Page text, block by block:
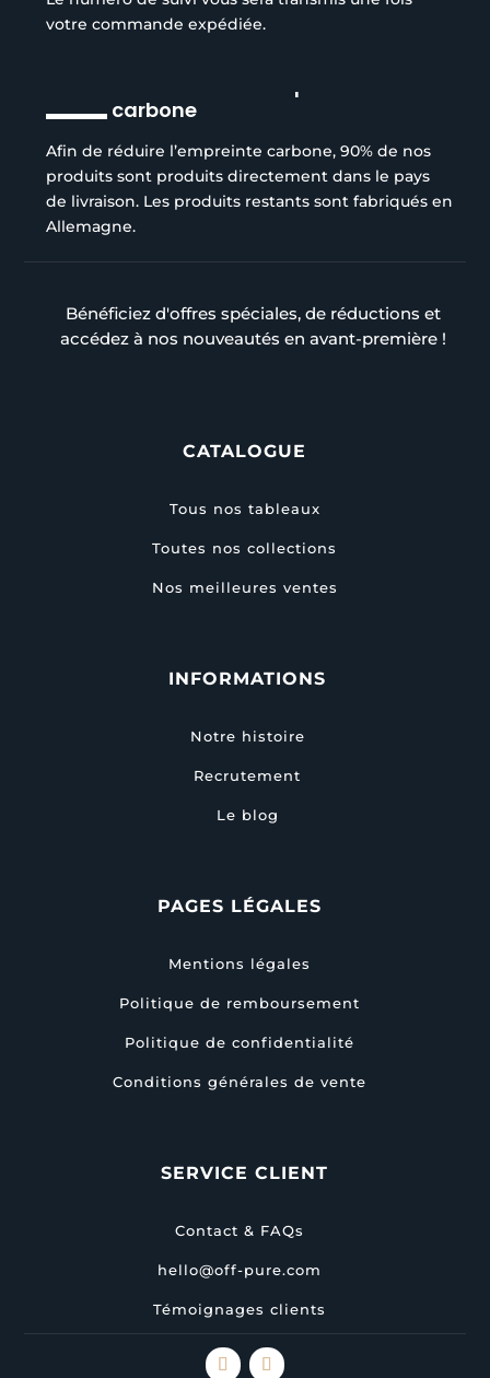
votre commande expédiée.
Réduction de l’empreinte
carbone
Afin de réduire l’empreinte carbone, 90% de nos
produits sont produits directement dans le pays
de livraison. Les produits restants sont fabriqués en
Allemagne.
Bénéficiez d'offres spéciales, de réductions et
accédez à nos nouveautés en avant-première !
CATALOGUE
Tous nos tableaux
Toutes nos collections
Nos meilleures ventes
INFORMATIONS
Notre histoire
Recrutement
Le blog
PAGES LÉGALES
Mentions légales
Politique de remboursement
Politique de confidentialité
Conditions générales de vente
SERVICE CLIENT
Contact & FAQs
hello@off-pure.com
Témoignages clients